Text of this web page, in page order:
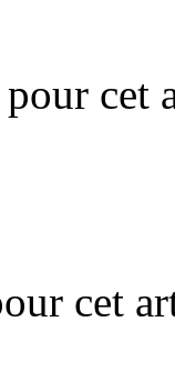
cet
cet